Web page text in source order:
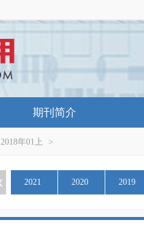
期刊简介
2018年01上 >
2021 2020 2019